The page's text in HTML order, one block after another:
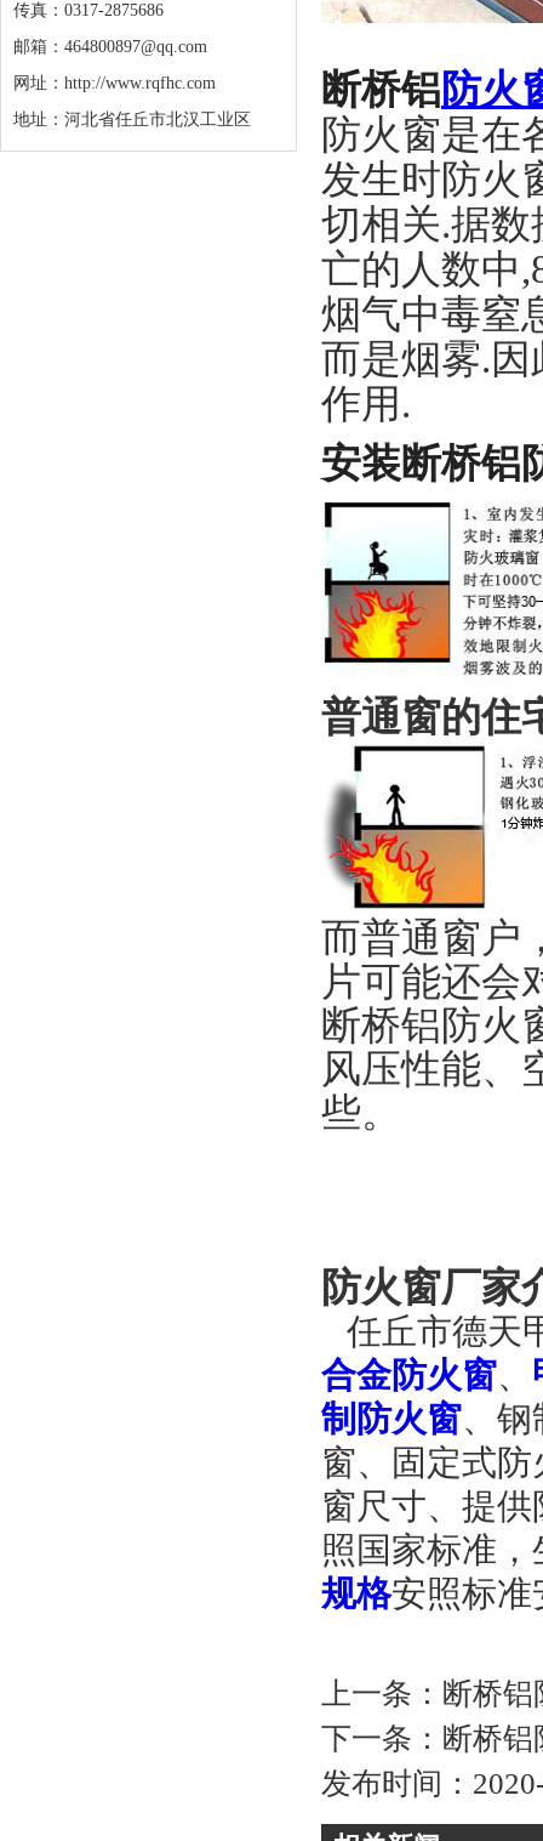
传真：0317-2875686
邮箱： 464800897@qq.com
网址： http://www.rqfhc.com
地址：河北省任丘市北汉工业区
断桥铝防火
防火窗是在
发生时防火
切相关.据
亡的人数中
烟气中毒窒
而是烟雾.
作用.
安装断桥铝
普通窗的住
而普通窗户
片可能还会
断桥铝防火
风压性能、
些。
防火窗厂家
任丘市德天
合金防火窗、
制防火窗、
窗、固定式
窗尺寸、提
照国家标准，
规格安照标准
上一条： 断桥
下一条： 断桥
发布时间：